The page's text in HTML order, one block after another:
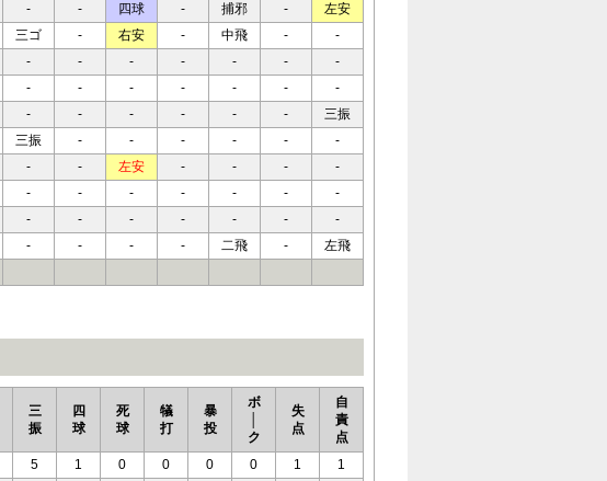
- - 四球 - 捕邪 -
左安
三ゴ - 右安 - 中飛 -
-
- - - - - -
-
- - - - - -
-
- - - - - -
三振
三振 - - - - -
-
- - 左安 - - -
-
- - - - - -
-
- - - - - -
-
- - - - 二飛 -
左飛
三
振
四
球
死
球
犠
打
暴
投
ボ
ク
失
点
自
責
点
5 1 0 0 0 0 1
1